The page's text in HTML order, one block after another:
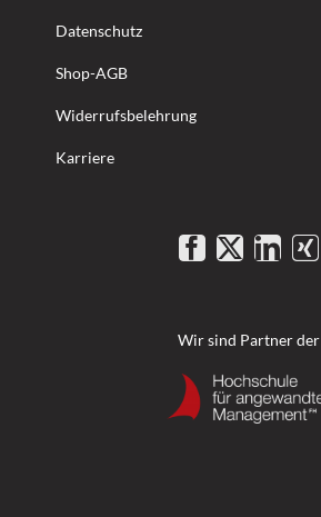
Datenschutz
Shop-AGB
Widerrufsbelehrung
Karriere
Wir sind Partner der